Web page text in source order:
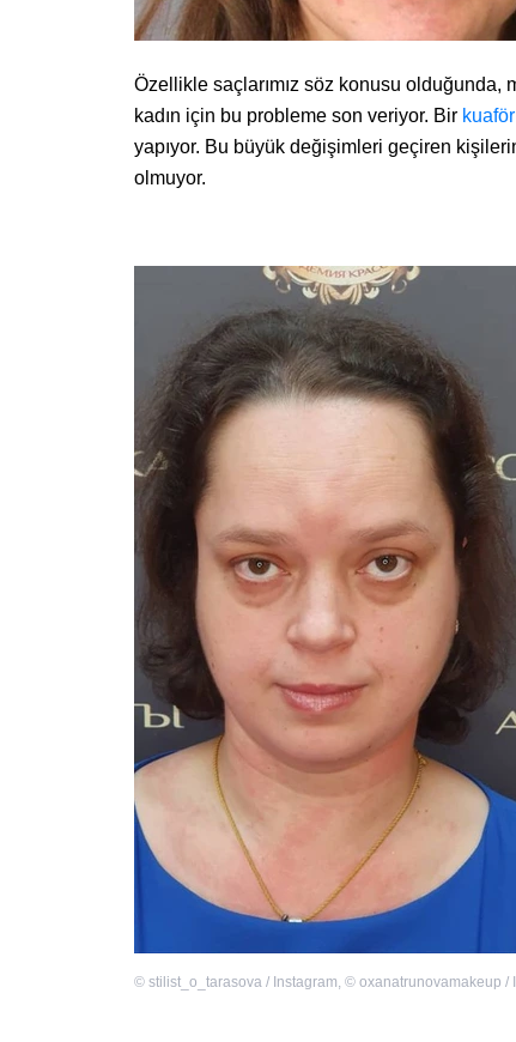
Özellikle saçlarımız söz konusu
kadın için bu probleme son veriyor. Bir kuaför
yapıyor. Bu büyük değişimleri geçiren
olmuyor.
© stilist_o_tarasova / Instagram, © oxanatrunovamakeup /